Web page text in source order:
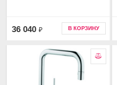
36 040 ₽ В КОРЗИНУ